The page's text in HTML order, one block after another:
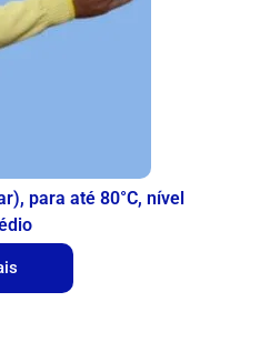
para até 80°C, nível